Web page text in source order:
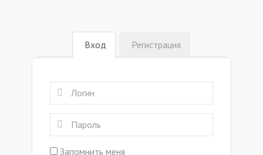
Вход Регистрация
Запомнить меня